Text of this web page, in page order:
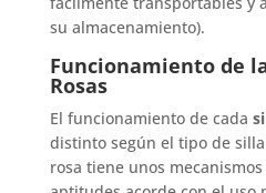
su almacenamiento).
Funcionamiento de
Rosas
El funcionamiento de cada
distinto según el tipo de
rosa tiene unos